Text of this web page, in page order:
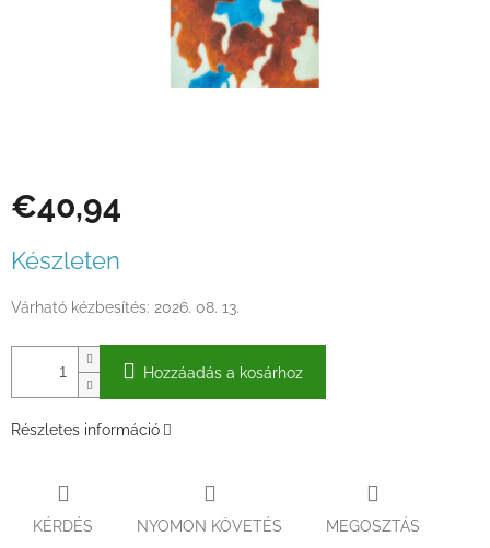
€40,94
Készleten
Várható kézbesítés: 2026. 08. 13.
Hozzáadás a kosárhoz
Részletes információ
KÉRDÉS NYOMON KÖVETÉS MEGOSZTÁS